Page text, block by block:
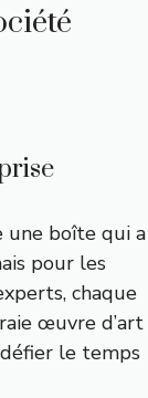
une boîte qui a
pour les
chaque
œuvre d’art
le temps